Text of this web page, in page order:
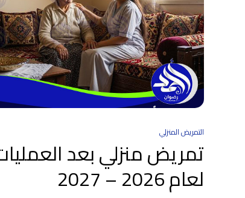
التمريض المنزلي
تمريض منزلي بعد
لعام 2026 – 2027